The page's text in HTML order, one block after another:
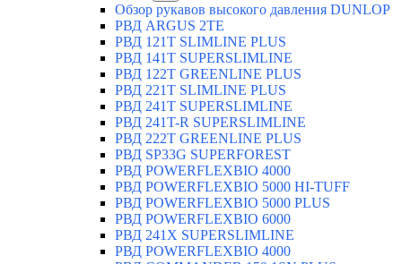
Обзор рукавов высокого давления DUNLOP
РВД ARGUS 2TE
РВД 121T SLIMLINE PLUS
РВД 141T SUPERSLIMLINE
РВД 122T GREENLINE PLUS
РВД 221T SLIMLINE PLUS
РВД 241T SUPERSLIMLINE
РВД 241T-R SUPERSLIMLINE
РВД 222T GREENLINE PLUS
РВД SP33G SUPERFOREST
РВД POWERFLEXBIO 4000
РВД POWERFLEXBIO 5000 HI-TUFF
РВД POWERFLEXBIO 5000 PLUS
РВД POWERFLEXBIO 6000
РВД 241X SUPERSLIMLINE
РВД POWERFLEXBIO 4000